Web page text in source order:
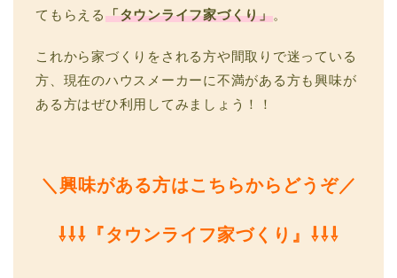
てもらえる「タウンライフ家づくり」。
これから家づくりをされる方や間取りで迷っている
方、現在のハウスメーカーに不満がある方も興味が
ある方はぜひ利用してみましょう！！
＼興味がある方はこちらからどうぞ／
⇩⇩⇩『タウンライフ家づくり』⇩⇩⇩